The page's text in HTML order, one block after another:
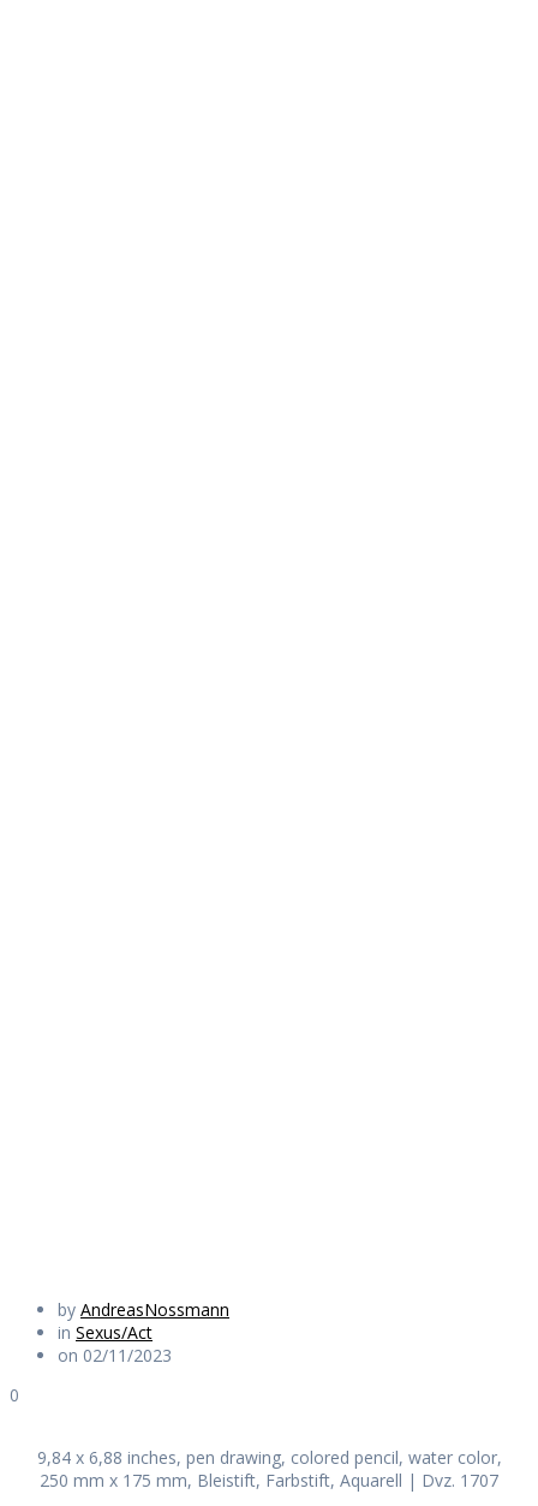
by AndreasNossmann
in Sexus/Act
on 02/11/2023
0
9,84 x 6,88 inches, pen drawing, colored pencil, water color,
250 mm x 175 mm, Bleistift, Farbstift, Aquarell | Dvz. 1707